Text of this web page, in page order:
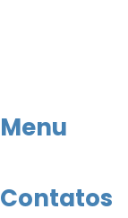
Menu
Contatos